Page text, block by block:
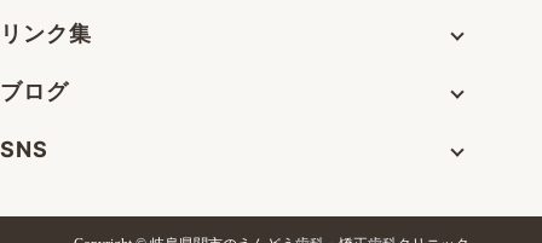
リンク集
ブログ
SNS